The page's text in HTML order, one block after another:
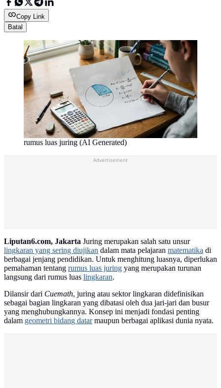
Copy Link
Batal
rumus luas juring (AI Generated)
Liputan6.com, Jakarta Juring merupakan salah satu unsur
lingkaran yang sering diujikan dalam mata pelajaran matematika di
berbagai jenjang pendidikan. Untuk menghitung luasnya, diperlukan
pemahaman tentang rumus luas juring yang merupakan turunan
langsung dari rumus luas lingkaran.
Dilansir dari Cuemath, juring atau sektor lingkaran didefinisikan
sebagai bagian lingkaran yang dibatasi oleh dua jari-jari dan busur
yang menghubungkannya. Konsep ini menjadi fondasi penting
dalam geometri bidang datarmaupun berbagai aplikasi dunia nyata.